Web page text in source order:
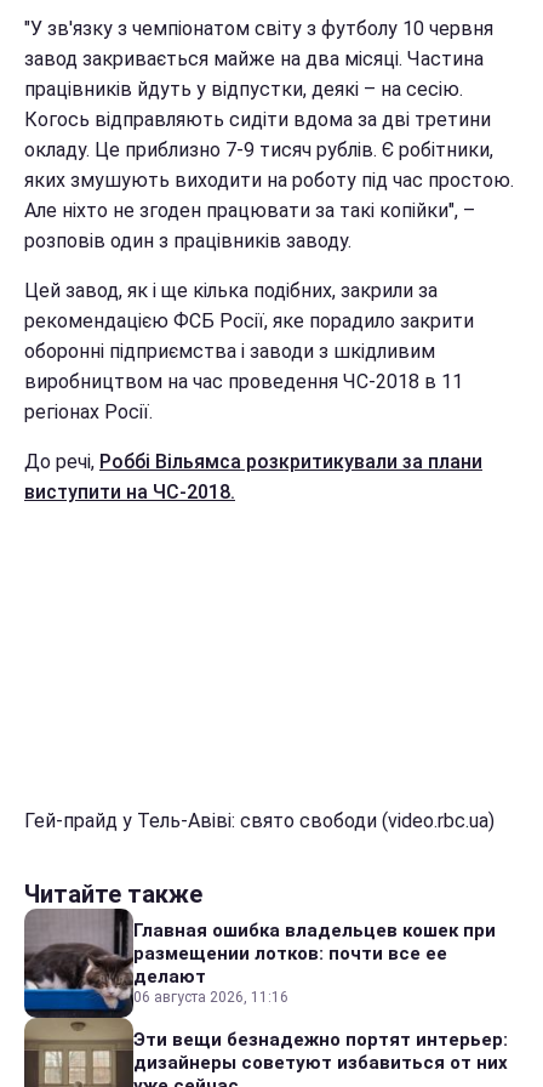
"У зв'язку з чемпіонатом світу з футболу 10 червня
завод закривається майже на два місяці. Частина
працівників йдуть у відпустки, деякі – на сесію.
Когось відправляють сидіти вдома за дві третини
окладу. Це приблизно 7-9 тисяч рублів. Є робітники,
яких змушують виходити на роботу під час простою.
Але ніхто не згоден працювати за такі копійки", –
розповів один з працівників заводу.
Цей завод, як і ще кілька подібних, закрили за
рекомендацією ФСБ Росії, яке порадило закрити
оборонні підприємства і заводи з шкідливим
виробництвом на час проведення ЧС-2018 в 11
регіонах Росії.
До речі, Роббі Вільямса розкритикували за плани
виступити на ЧС-2018.
Гей-прайд у Тель-Авіві: свято свободи (video.rbc.ua)
Читайте также
Главная ошибка владельцев кошек при
размещении лотков: почти все ее
делают
06 августа 2026, 11:16
Эти вещи безнадежно портят интерьер:
дизайнеры советуют избавиться от них